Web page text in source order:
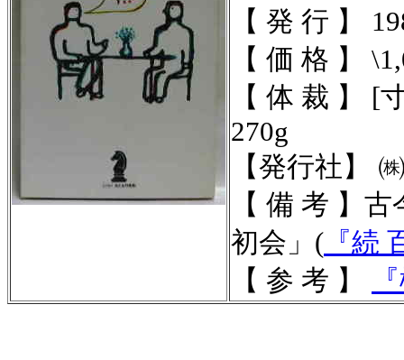
【 発 行 】
【 価 格 】
【 体 裁 】
[
270g
【発行社】
【 備 考 】 古
初会」( 『続
【 参 考 】